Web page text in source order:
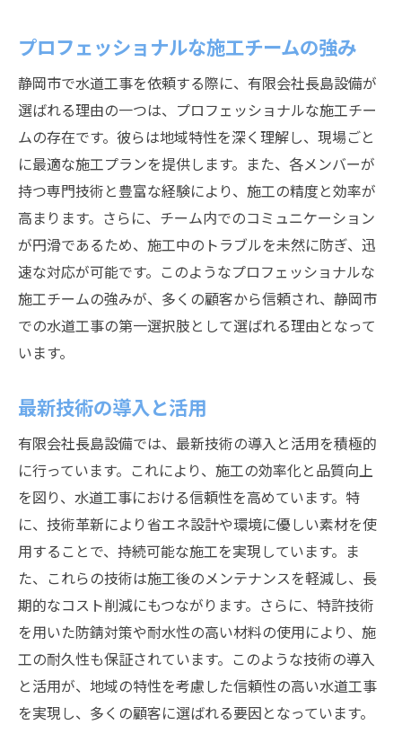
プロフェッショナルな施工チームの強み
静岡市で水道工事を依頼する際に、有限会社長島設備が
選ばれる理由の一つは、プロフェッショナルな施工チー
ムの存在です。彼らは地域特性を深く理解し、現場ごと
に最適な施工プランを提供します。また、各メンバーが
持つ専門技術と豊富な経験により、施工の精度と効率が
高まります。さらに、チーム内でのコミュニケーション
が円滑であるため、施工中のトラブルを未然に防ぎ、迅
速な対応が可能です。このようなプロフェッショナルな
施工チームの強みが、多くの顧客から信頼され、静岡市
での水道工事の第一選択肢として選ばれる理由となって
います。
最新技術の導入と活用
有限会社長島設備では、最新技術の導入と活用を積極的
に行っています。これにより、施工の効率化と品質向上
を図り、水道工事における信頼性を高めています。特
に、技術革新により省エネ設計や環境に優しい素材を使
用することで、持続可能な施工を実現しています。ま
た、これらの技術は施工後のメンテナンスを軽減し、長
期的なコスト削減にもつながります。さらに、特許技術
を用いた防錆対策や耐水性の高い材料の使用により、施
工の耐久性も保証されています。このような技術の導入
と活用が、地域の特性を考慮した信頼性の高い水道工事
を実現し、多くの顧客に選ばれる要因となっています。